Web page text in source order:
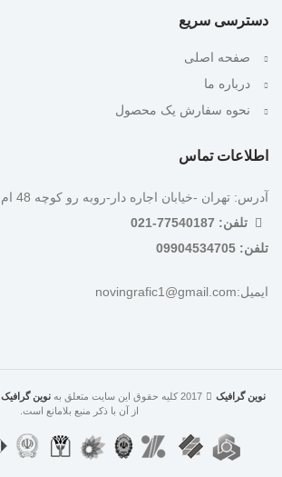
دسترسی سریع
صفحه اصلی
درباره ما
نحوه سفارش یک محصول
اطلاعات تماس
آدرس: تهران -خیابان اجاره دار-روبه رو کوچه 48 ام-شرکت نوین گرافیک
تلفن: 77540187-021
تلفن: 09904534705
ایمیل:novingrafic1@gmail.com
نوین گرافیک نوین گرافیک
از آن با ذکر منبع بلامانع است.